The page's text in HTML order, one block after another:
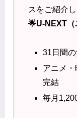
スをご紹介
🌟U-NEXT（
31日間
アニメ
完結
毎月